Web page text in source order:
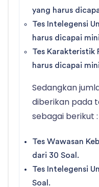
yang harus
Tes Intelegensi
harus dicapai
Tes Karakteristik
harus dicapai
Sedangkan
diberikan pada
sebagai berikut :
Tes Wawasan
dari 30 Soal.
Tes Intelegensi
Soal.